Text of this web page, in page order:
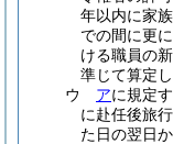
年以内に家
での間に更
ける職員の
準じて算定
ウ
アに規定
に赴任後旅
た日の翌日